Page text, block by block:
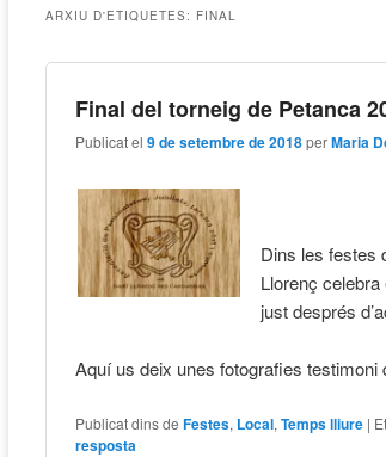
ARXIU D'ETIQUETES: FINAL
Final del torneig de Petanca
Publicat el9 de setembre de 2018perMaria
Dins les festes
Llorenç
just després
Aquí us deix unes fotografies
Publicat dins de Festes, Local,Temps lliure |
resposta